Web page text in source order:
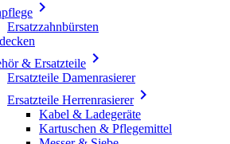

Ersatzzahnbürsten
& Ersatzteile 
Ersatzteile Damenrasierer
Ersatzteile Herrenrasierer
Kabel & Ladegeräte
Kartuschen & Pflegemittel